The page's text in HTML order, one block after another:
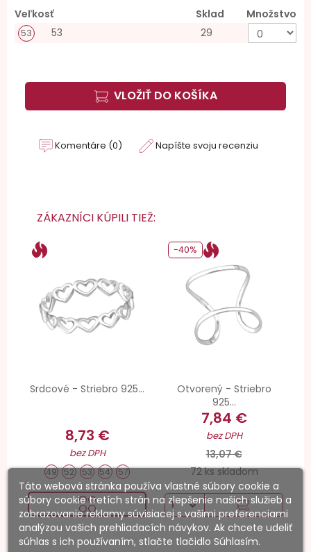
Veľkosť Sklad Množstvo
53 53 29
VLOŽIŤ DO KOŠÍKA
Komentáre (0) Napíšte svoju recenziu
ZÁKAZNÍCI KÚPILI TIEŽ:
Srdcové - Striebro 925...
8,73 €
bez DPH
49 52 53 54 57
Otvorený - Striebro
925...
7,84 €
bez DPH
13,07 €
72 ks skladom
-40%
Táto webová stránka používa vlastné súbory cookie a
súbory cookie tretích strán na zlepšenie našich služieb a
zobrazovanie reklamy súvisiacej s vašimi preferenciami
analýzou vašich prehliadacích návykov. Ak chcete udeliť
súhlas s ich používaním, stlačte tlačidlo Súhlasím.